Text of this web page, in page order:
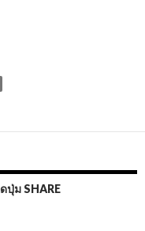
ปุ่ม SHARE